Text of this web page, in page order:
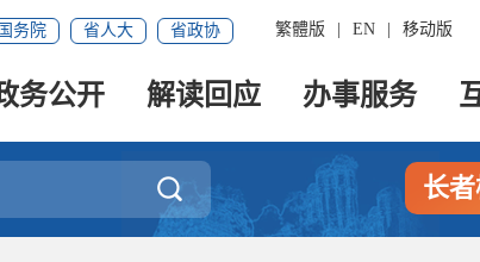
繁體版 EN 移动版
国务院 省人大 省政协
务公开 解读回应 办事服务
 长